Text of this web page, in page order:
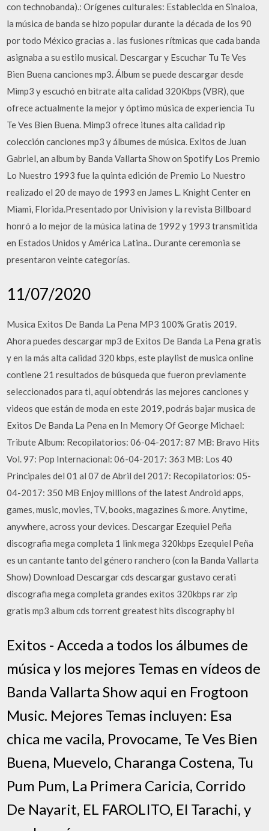
con technobanda).: Orígenes culturales: Establecida en Sinaloa,
la música de banda se hizo popular durante la década de los 90
por todo México gracias a . las fusiones rítmicas que cada banda
asignaba a su estilo musical. Descargar y Escuchar Tu Te Ves
Bien Buena canciones mp3. Álbum se puede descargar desde
Mimp3 y escuchó en bitrate alta calidad 320Kbps (VBR), que
ofrece actualmente la mejor y óptimo música de experiencia Tu
Te Ves Bien Buena. Mimp3 ofrece itunes alta calidad rip
colección canciones mp3 y álbumes de música. Exitos de Juan
Gabriel, an album by Banda Vallarta Show on Spotify Los Premio
Lo Nuestro 1993 fue la quinta edición de Premio Lo Nuestro
realizado el 20 de mayo de 1993 en James L. Knight Center en
Miami, Florida.Presentado por Univision y la revista Billboard
honró a lo mejor de la música latina de 1992 y 1993 transmitida
en Estados Unidos y América Latina.. Durante ceremonia se
presentaron veinte categorías.
11/07/2020
Musica Exitos De Banda La Pena MP3 100% Gratis 2019.
Ahora puedes descargar mp3 de Exitos De Banda La Pena gratis
y en la más alta calidad 320 kbps, este playlist de musica online
contiene 21 resultados de búsqueda que fueron previamente
seleccionados para ti, aquí obtendrás las mejores canciones y
videos que están de moda en este 2019, podrás bajar musica de
Exitos De Banda La Pena en In Memory Of George Michael:
Tribute Album: Recopilatorios: 06-04-2017: 87 MB: Bravo Hits
Vol. 97: Pop Internacional: 06-04-2017: 363 MB: Los 40
Principales del 01 al 07 de Abril del 2017: Recopilatorios: 05-
04-2017: 350 MB Enjoy millions of the latest Android apps,
games, music, movies, TV, books, magazines & more. Anytime,
anywhere, across your devices. Descargar Ezequiel Peña
discografia mega completa 1 link mega 320kbps Ezequiel Peña
es un cantante tanto del género ranchero (con la Banda Vallarta
Show) Download Descargar cds descargar gustavo cerati
discografia mega completa grandes exitos 320kbps rar zip
gratis mp3 album cds torrent greatest hits discography bl
Exitos - Acceda a todos los álbumes de
música y los mejores Temas en vídeos de
Banda Vallarta Show aqui en Frogtoon
Music. Mejores Temas incluyen: Esa
chica me vacila, Provocame, Te Ves Bien
Buena, Muevelo, Charanga Costena, Tu
Pum Pum, La Primera Caricia, Corrido
De Nayarit, EL FAROLITO, El Tarachi, y